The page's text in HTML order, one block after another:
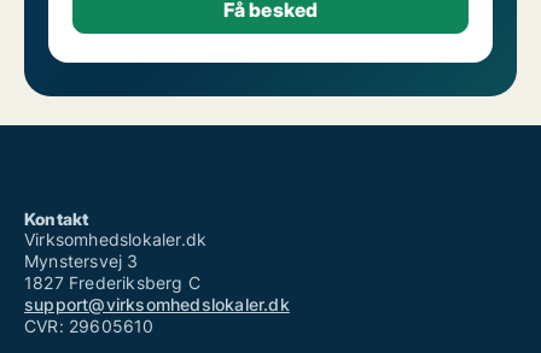
Kontakt
Virksomhedslokaler.dk
Mynstersvej 3
1827 Frederiksberg C
support@virksomhedslokaler.dk
CVR: 29605610